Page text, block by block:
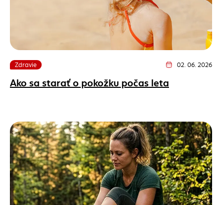
Zdravie Dátum vydania
02. 06. 2026
Ako sa starať o pokožku počas leta